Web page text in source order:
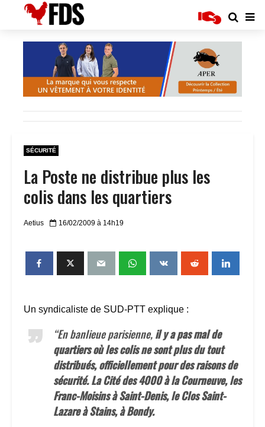
SÉCURITÉ
La Poste ne distribue plus les
colis dans les quartiers
Aetius 16/02/2009 à 14h19
Un syndicaliste de SUD-PTT explique :
“En banlieue parisienne,il y a pas mal de
quartiers où les colis ne sont plus du tout
distribués, officiellement pour des raisons de
sécurité. La Cité des 4000 à la Courneuve, les
Franc-Moisins à Saint-Denis, le Clos Saint-
Lazare à Stains, à Bondy.